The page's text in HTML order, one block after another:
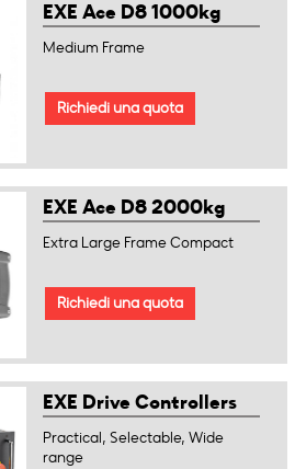
EXE Ace D8 1000kg
Medium Frame
Richiedi una quota
EXE Ace D8 2000kg
Extra Large Frame Compact
Richiedi una quota
EXE Drive Controllers
Practical, Selectable, Wide
range